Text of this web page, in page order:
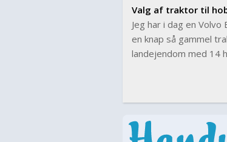
Valg af traktor til
Jeg har i dag en
en knap så gammel
landejendom med 14